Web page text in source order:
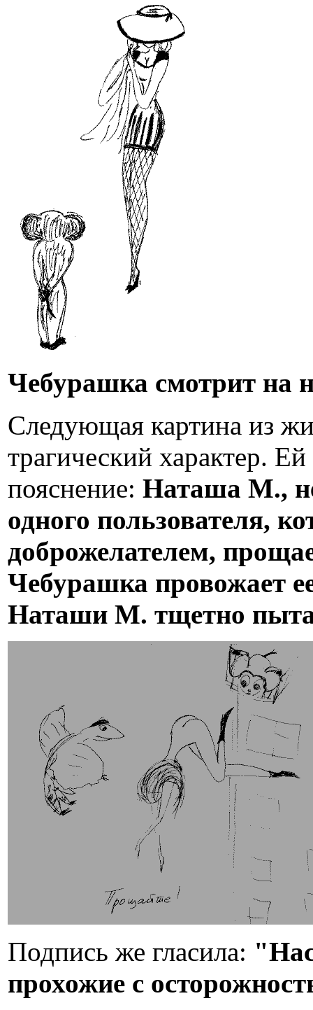
Чебурашка смотрит на
Следующая картина из
трагический характер.
пояснение: Наташа М.,
одного пользователя,
доброжелателем,
Чебурашка провожает
Наташи М. тщетно
Подпись же гласила:
прохожие с